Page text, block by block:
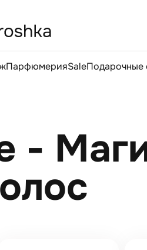
ПарфюмерияSaleПодарочные
-